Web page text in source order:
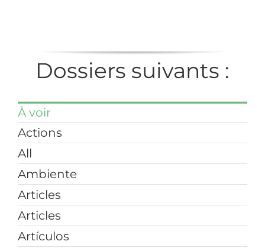
Dossiers suivants :
À voir
Actions
All
Ambiente
Articles
Articles
Artículos